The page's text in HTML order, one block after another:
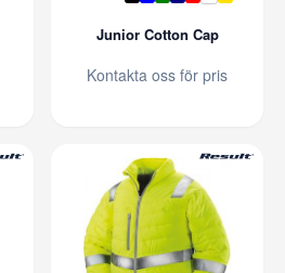
Junior Cotton Cap
Kontakta oss för pris